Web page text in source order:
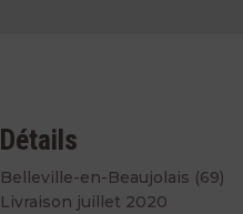
Détails
Belleville-en-Beaujolais (69)
Livraison juillet 2020